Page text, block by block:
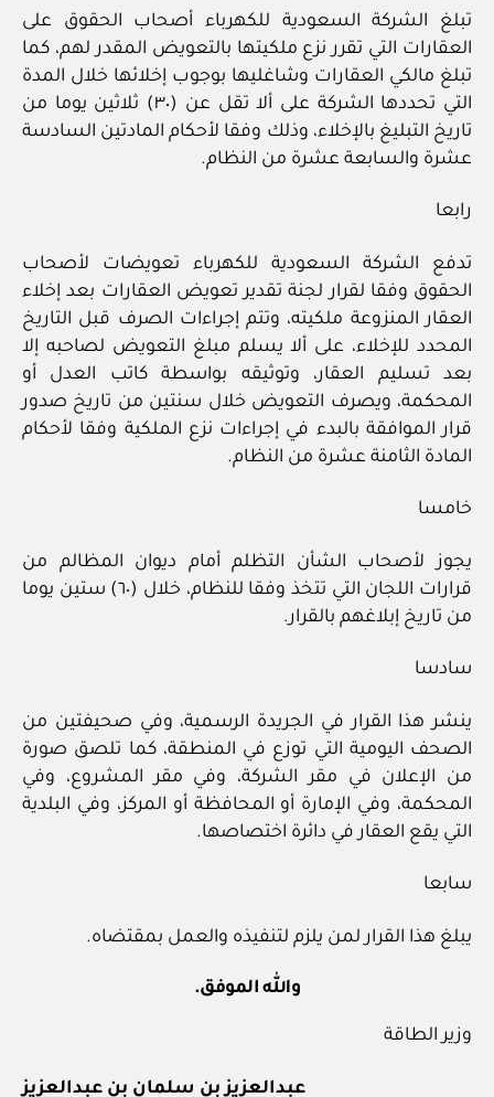
تبلغ الشركة السعودية للكهرباء أصحاب الحقوق على
العقارات التي تقرر نزع ملكيتها بالتعويض المقدر لهم، كما
تبلغ مالكي العقارات وشاغليها بوجوب إخلائها خلال المدة
التي تحددها الشركة على ألا تقل عن (٣٠) ثلاثين يوما من
تاريخ التبليغ بالإخلاء، وذلك وفقا لأحكام المادتين السادسة
عشرة والسابعة عشرة من النظام.
رابعا
تدفع الشركة السعودية للكهرباء تعويضات لأصحاب
الحقوق وفقا لقرار لجنة تقدير تعويض العقارات بعد إخلاء
العقار المنزوعة ملكيته، وتتم إجراءات الصرف قبل التاريخ
المحدد للإخلاء، على ألا يسلم مبلغ التعويض لصاحبه إلا
بعد تسليم العقار، وتوثيقه بواسطة كاتب العدل أو
المحكمة، ويصرف التعويض خلال سنتين من تاريخ صدور
قرار الموافقة بالبدء في إجراءات نزع الملكية وفقا لأحكام
المادة الثامنة عشرة من النظام.
خامسا
يجوز لأصحاب الشأن التظلم أمام ديوان المظالم من
قرارات اللجان التي تتخذ وفقا للنظام، خلال (٦٠) ستين يوما
من تاريخ إبلاغهم بالقرار.
سادسا
ينشر هذا القرار في الجريدة الرسمية، وفي صحيفتين من
الصحف اليومية التي توزع في المنطقة، كما تلصق صورة
من الإعلان في مقر الشركة، وفي مقر المشروع، وفي
المحكمة، وفي الإمارة أو المحافظة أو المركز، وفي البلدية
التي يقع العقار في دائرة اختصاصها.
سابعا
يبلغ هذا القرار لمن يلزم لتنفيذه والعمل بمقتضاه.
والله الموفق.
وزير الطاقة
عبدالعزيز بن سلمان بن عبدالعزيز